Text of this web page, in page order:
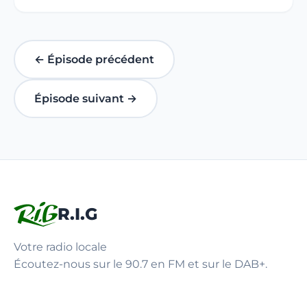
← Épisode précédent
Épisode suivant →
R.I.G
Votre radio locale
Écoutez-nous sur le 90.7 en FM et sur le DAB+.